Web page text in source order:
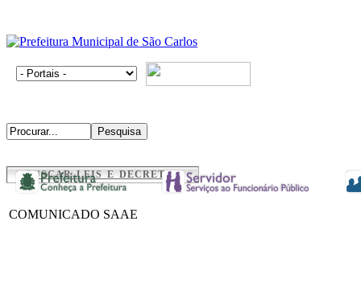
BUSCAR LEIS E DECRETOS
COMUNICADO SAAE